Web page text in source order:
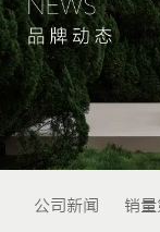
公司新闻 销